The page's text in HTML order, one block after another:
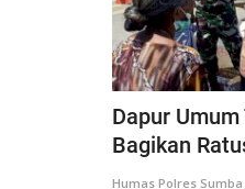
Dapur
Bagikan
Humas Polres